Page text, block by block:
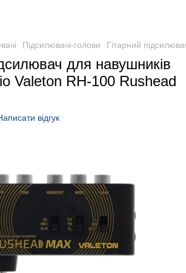
Підсилювачі-голови Гітарний
для навушників
Valeton RH-100 Rushead
відгук